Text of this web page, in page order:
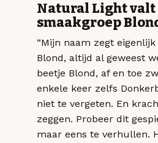
Natural Light valt
smaakgroep
“Mijn naam zegt
Blond, altijd al geweest
beetje Blond, af en toe
enkele keer zelfs
niet te vergeten. En
zeggen. Probeer dit
maar eens te verhullen.